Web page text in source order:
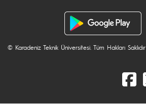
© Karadeniz Teknik Üniversitesi. Tüm Hakları Saklıdır